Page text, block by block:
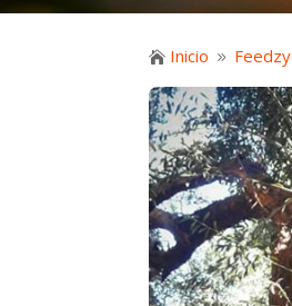
 Inicio 9 Feedzy